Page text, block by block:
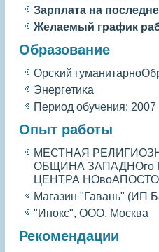
Зарплата на
Желаемый график
Образование
Орсκий
Энергетиκа
Период обучения: 2007
Опыт работы
МЕСТНАЯ
ОБЩИНА ЗАПАДНОгο
ЦЕНТРА
Магазин "Гавань" (ИП
"Инокс", ООО, Москва
Рекомендации